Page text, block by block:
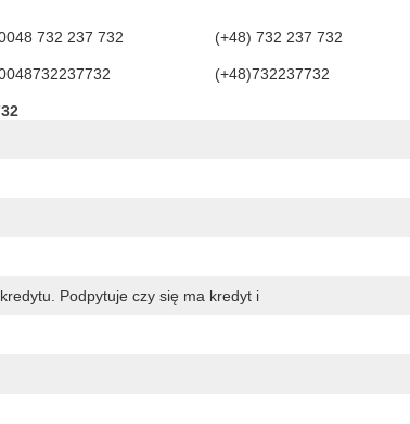
732 237 732 (+48) 732 237 732
(+48)732237732
Podpytuje czy się ma kredyt i